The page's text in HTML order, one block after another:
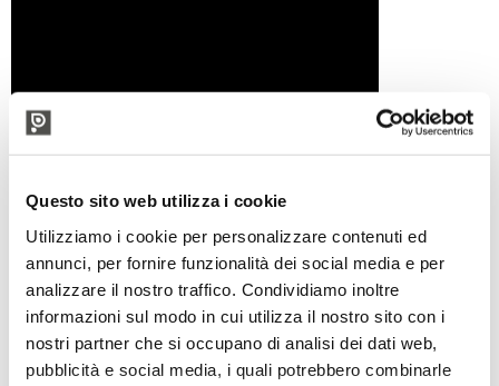
Questo sito web utilizza i cookie
Utilizziamo i cookie per personalizzare contenuti ed
annunci, per fornire funzionalità dei social media e per
analizzare il nostro traffico. Condividiamo inoltre
informazioni sul modo in cui utilizza il nostro sito con i
nostri partner che si occupano di analisi dei dati web,
pubblicità e social media, i quali potrebbero combinarle